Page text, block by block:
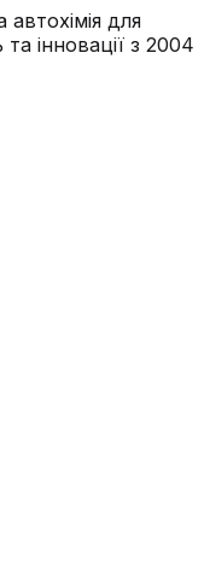
автохімія для
інновації з 2004